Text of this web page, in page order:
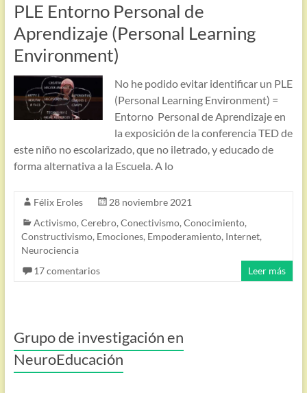
PLE Entorno Personal de
Aprendizaje (Personal Learning
Environment)
No he podido evitar identificar un PLE
(Personal Learning Environment) =
Entorno Personal de Aprendizaje en
la exposición de la conferencia TED de
este niño no escolarizado, que no iletrado, y educado de
forma alternativa a la Escuela. A lo
Félix Eroles
28 noviembre 2021
Activismo, Cerebro, Conectivismo, Conocimiento,
Constructivismo, Emociones, Empoderamiento, Internet,
Neurociencia
17 comentarios
Leer más
Grupo de investigación en
NeuroEducación